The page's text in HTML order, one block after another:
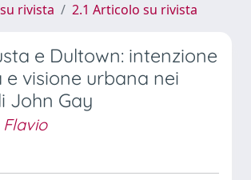
rivista
2.1 Articolo su rivista
e Dultown: intenzione
visione urbana nei
John Gay
Flavio